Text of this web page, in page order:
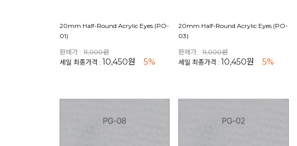
20mm Half-Round Acrylic Eyes (PO-
01)
판매가 : 11,000원
세일 최종가격 : 10,450원 5%
20mm Half-Round Acrylic Eyes (PO-
03)
판매가 : 11,000원
세일 최종가격 : 10,450원 5%